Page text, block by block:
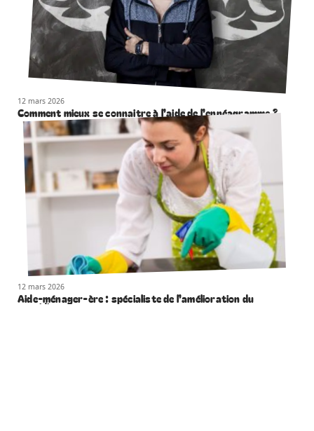
12 mars 2026
Comment mieux se connaitre à l’aide de l’ennéagramme ?
12 mars 2026
Aide-ménager-ère : spécialiste de l’amélioration du
quotidien